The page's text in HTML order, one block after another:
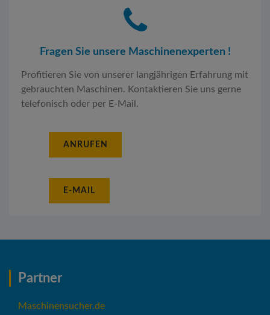
Fragen Sie unsere Maschinenexperten !
Profitieren Sie von unserer langjährigen Erfahrung mit
gebrauchten Maschinen. Kontaktieren Sie uns gerne
telefonisch oder per E-Mail.
ANRUFEN
E-MAIL
Partner
Maschinensucher.de